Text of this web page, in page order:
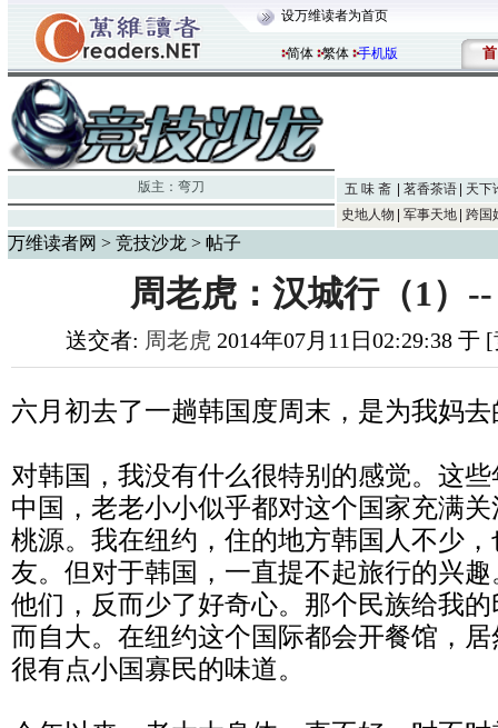
设万维读者为首页
简体 繁体 手机版 首
版主： 弯刀 五 味 斋 茗香茶语
天下
史地人物
军事天地 跨国
万维读者网 > 竞技沙龙 > 帖子
周老虎：汉城行（1）
送交者: 周老虎 2014年07月11日02:29:38 于
六月初去了一趟韩国度周末，是为我妈去
对韩国，我没有什么很特别的感觉。这
中国，老老小小似乎都对这个国家充满
桃源。我在纽约，住的地方韩国人不少
友。但对于韩国，一直提不起旅行的兴
他们，反而少了好奇心。那个民族给我
而自大。在纽约这个国际都会开餐馆，
很有点小国寡民的味道。